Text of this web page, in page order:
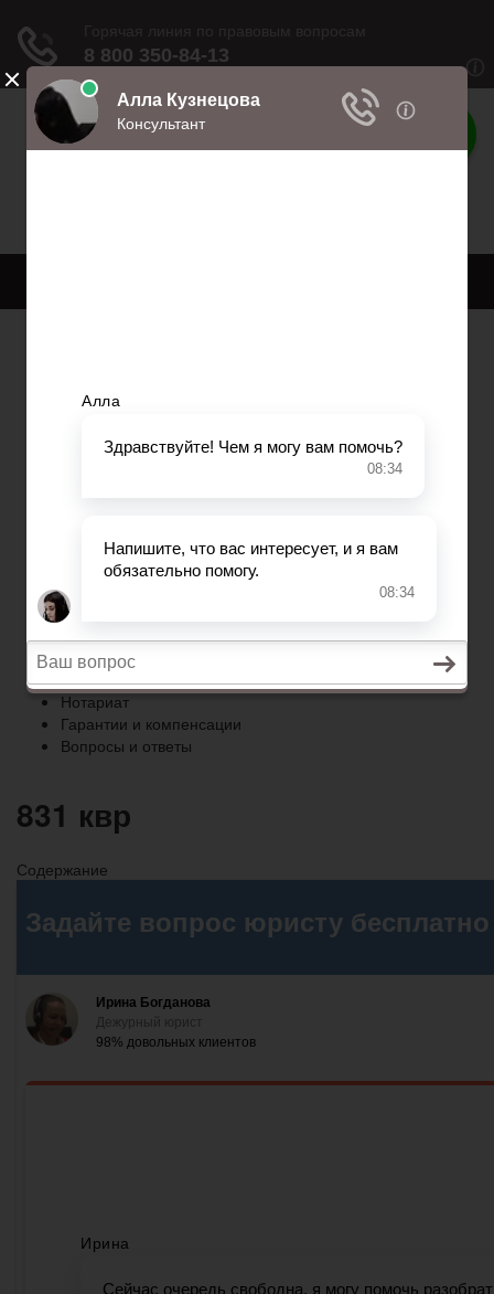
Права
Вопросы и ответы
Главная
Право собственности
Регистрация автомобиля
Нотариат
Гарантии и компенсации
Вопросы и ответы
831 квр
Содержание